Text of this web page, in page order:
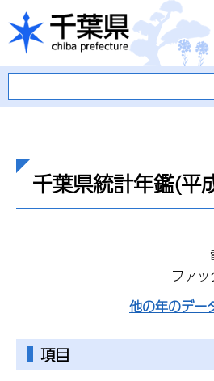
千葉県
千葉県統計年鑑(平
ファ
他の年のデー
項目